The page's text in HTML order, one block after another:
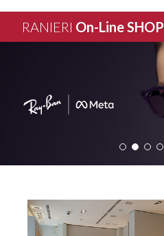
RANIERI On-Line SHOP